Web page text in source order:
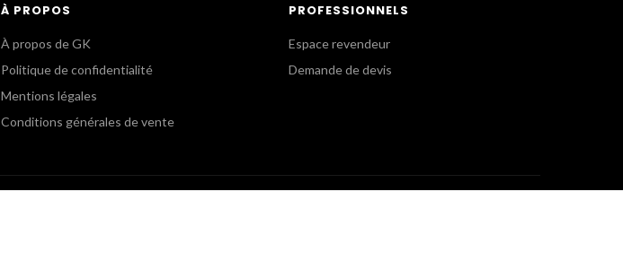
À PROPOS
À propos de GK
Politique de confidentialité
Mentions légales
Conditions générales de vente
PROFESSIONNELS
Espace revendeur
Demande de devis